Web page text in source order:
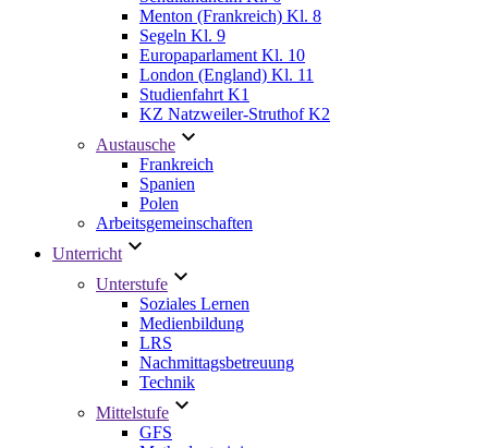
Menton (Frankreich) Kl. 8
Segeln Kl. 9
Europaparlament Kl. 10
London (England) Kl. 11
Studienfahrt K1
KZ Natzweiler-Struthof K2
Austausche
Frankreich
Spanien
Polen
Arbeitsgemeinschaften
Unterricht
Unterstufe
Soziales Lernen
Medienbildung
LRS
Nachmittagsbetreuung
Technik
Mittelstufe
GFS